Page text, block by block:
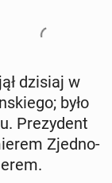
dzisiaj w
było
Pre­zy­dent
Zjed­no­